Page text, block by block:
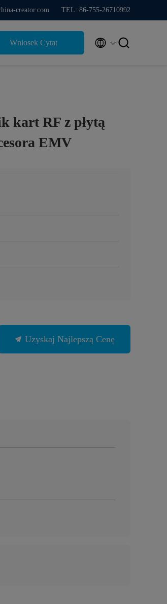
creator.com TEL: 86-755-26710992
Wniosek Cytat  
kart RF z płytą
EMV
Uzyskaj Najlepszą Cenę